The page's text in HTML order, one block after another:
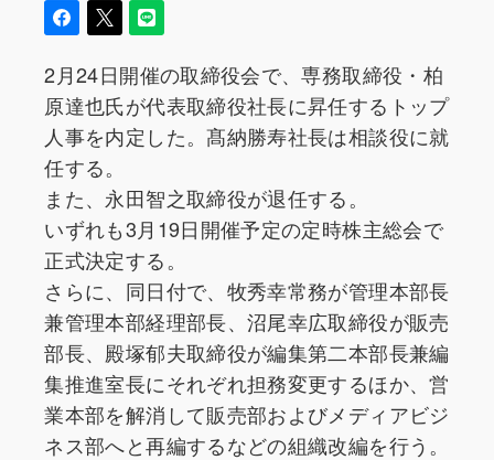
2月24日開催の取締役会で、専務取締役・柏
原達也氏が代表取締役社長に昇任するトップ
人事を内定した。髙納勝寿社長は相談役に就
任する。
また、永田智之取締役が退任する。
いずれも3月19日開催予定の定時株主総会で
正式決定する。
さらに、同日付で、牧秀幸常務が管理本部長
兼管理本部経理部長、沼尾幸広取締役が販売
部長、殿塚郁夫取締役が編集第二本部長兼編
集推進室長にそれぞれ担務変更するほか、営
業本部を解消して販売部およびメディアビジ
ネス部へと再編するなどの組織改編を行う。